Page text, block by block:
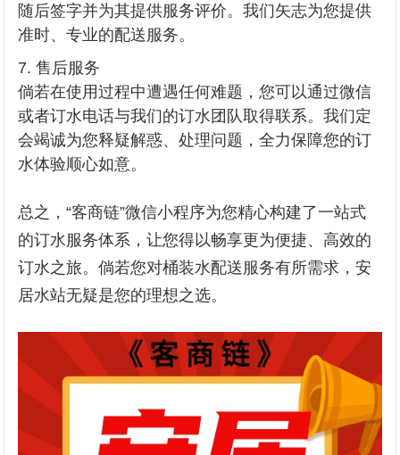
随后签字并为其提供服务评价。我们矢志为您提供
准时、专业的配送服务。
售后服务
倘若在使用过程中遭遇任何难题，您可以通过微信
或者订水电话与我们的订水团队取得联系。我们定
会竭诚为您释疑解惑、处理问题，全力保障您的订
水体验顺心如意。
总之，“客商链”微信小程序为您精心构建了一站式
的订水服务体系，让您得以畅享更为便捷、高效的
订水之旅。倘若您对桶装水配送服务有所需求，安
居水站无疑是您的理想之选。